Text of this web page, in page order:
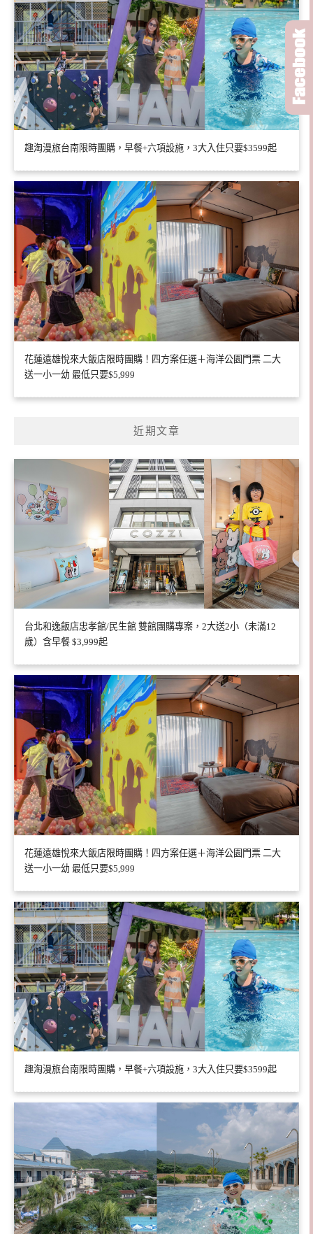
趣淘漫旅台南限時團購，早餐+六項設施，3大入住只要$3599起
花蓮遠雄悅來大飯店限時團購！四方案任選＋海洋公園門票 二大
送一小一幼 最低只要$5,999
近期文章
台北和逸飯店忠孝館/民生館 雙館團購專案，2大送2小（未滿12
歲）含早餐 $3,999起
花蓮遠雄悅來大飯店限時團購！四方案任選＋海洋公園門票 二大
送一小一幼 最低只要$5,999
趣淘漫旅台南限時團購，早餐+六項設施，3大入住只要$3599起